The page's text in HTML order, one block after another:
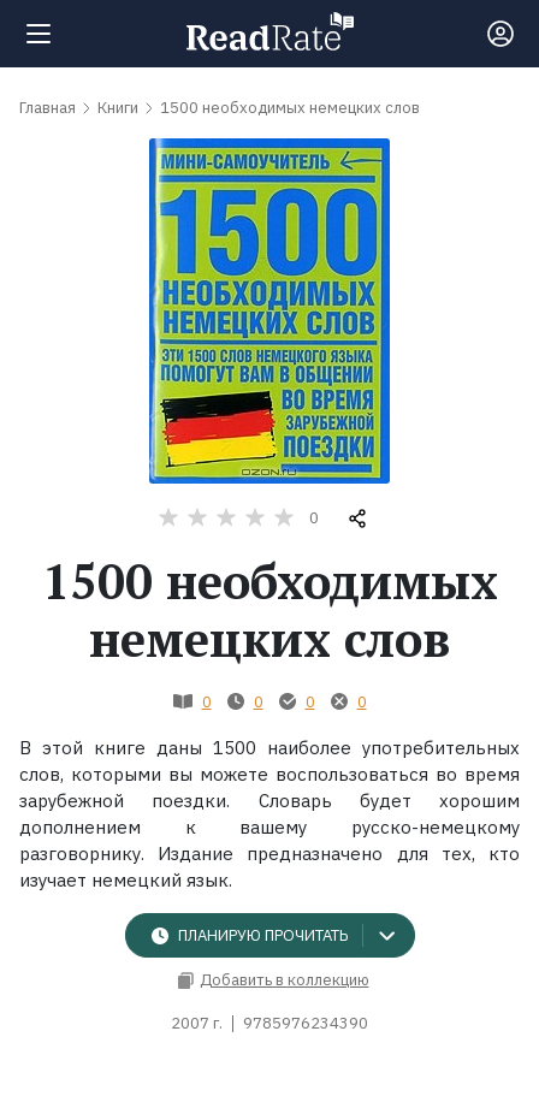
Поиск
обсуждаемые
Жанры
Серии
Коллекции
Главная Книги 1500 необходимых немецких слов
0
1500 необходимых
немецких слов
0 0 0 0
В этой книге даны 1500 наиболее употребительных
слов, которыми вы можете воспользоваться во время
зарубежной поездки. Словарь будет хорошим
дополнением к вашему русско-немецкому
разговорнику. Издание предназначено для тех, кто
изучает немецкий язык.
ПЛАНИРУЮ ПРОЧИТАТЬ
Добавить в коллекцию
2007 г. 9785976234390